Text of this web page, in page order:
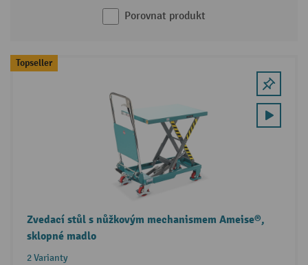
Porovnat produkt
Topseller
Zvedací stůl s nůžkovým mechanismem Ameise®,
sklopné madlo
2 Varianty